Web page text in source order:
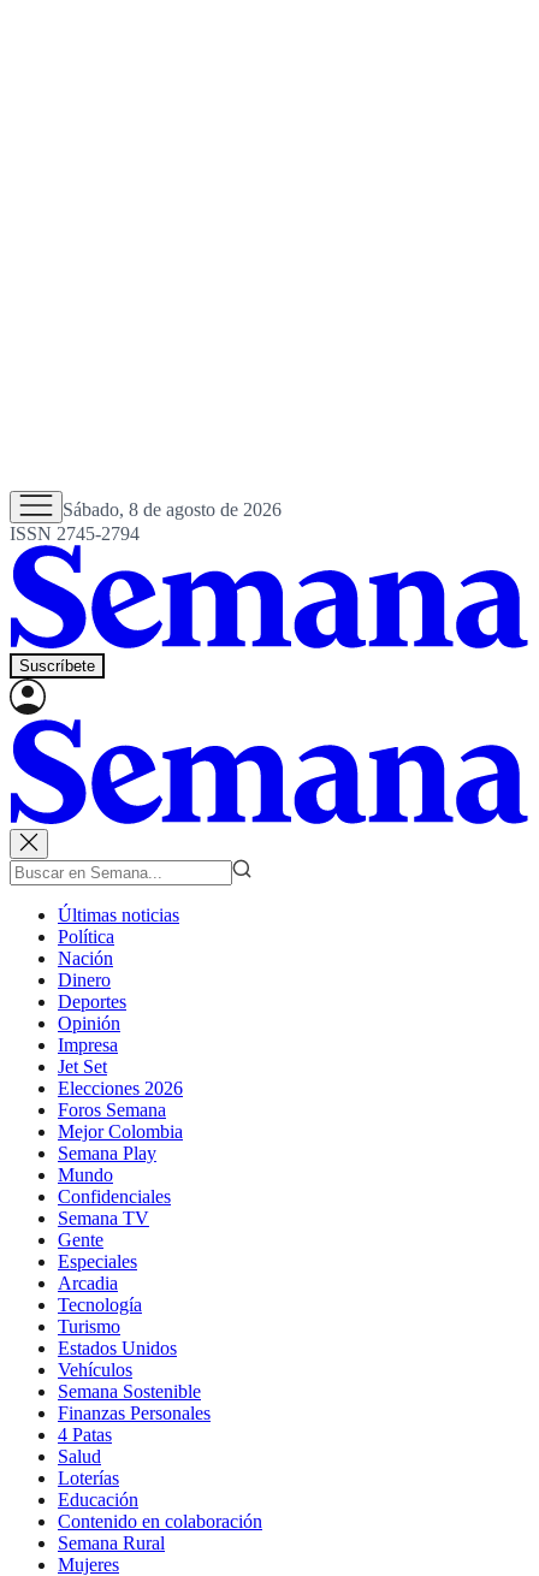
Sábado, 8 de agosto de 2026
ISSN 2745-2794
Suscríbete
Últimas noticias
Política
Nación
Dinero
Deportes
Opinión
Impresa
Jet Set
Elecciones 2026
Foros Semana
Mejor Colombia
Semana Play
Mundo
Confidenciales
Semana TV
Gente
Especiales
Arcadia
Tecnología
Turismo
Estados Unidos
Vehículos
Semana Sostenible
Finanzas Personales
4 Patas
Salud
Loterías
Educación
Contenido en colaboración
Semana Rural
Mujeres